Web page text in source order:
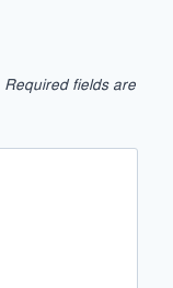
Required fields are